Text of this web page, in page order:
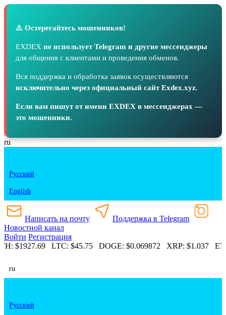
⚠️ Остерегайтесь мошенников!
EXDEX не использует Telegram и другие мессенджеры
для общения с клиентами и проведения обменов.
Вся поддержка и обработка заявок осуществляются
исключительно через официальный сайт Exdex.xyz.
Если вам пишут от имени EXDEX в мессенджерах —
это мошенники.
ru
Русский
English
Написать на почту
Поддержка в Telegram
Новостной канал
Войти Регистрация
$1927.69 LTC:$45.75 DOGE:$0.069872 XRP:$1.037
ru
Русский